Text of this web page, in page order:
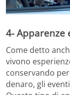
4- Apparenze
Come detto
vivono
conservando
denaro, gli